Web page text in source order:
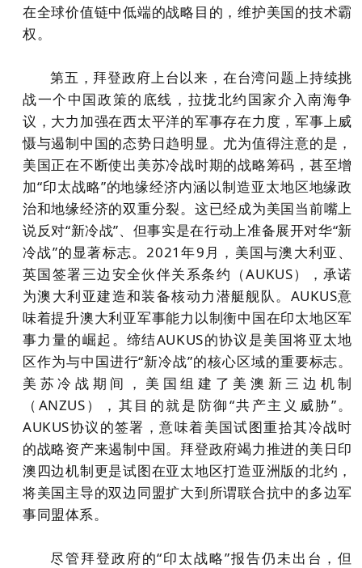
在全球价值链中低端的战略目的，维护美国的技术霸
权。
第五，拜登政府上台以来，在台湾问题上持续挑
战一个中国政策的底线，拉拢北约国家介入南海争
议，大力加强在西太平洋的军事存在力度，军事上威
慑与遏制中国的态势日趋明显。尤为值得注意的是，
美国正在不断使出美苏冷战时期的战略筹码，甚至增
加“印太战略”的地缘经济内涵以制造亚太地区地缘政
治和地缘经济的双重分裂。这已经成为美国当前嘴上
说反对“新冷战”、但事实是在行动上准备展开对华“新
冷战”的显著标志。2021年9月，美国与澳大利亚、
英国签署三边安全伙伴关系条约（AUKUS），承诺
为澳大利亚建造和装备核动力潜艇舰队。AUKUS意
味着提升澳大利亚军事能力以制衡中国在印太地区军
事力量的崛起。缔结AUKUS的协议是美国将亚太地
区作为与中国进行“新冷战”的核心区域的重要标志。
美苏冷战期间，美国组建了美澳新三边机制
（ANZUS），其目的就是防御“共产主义威胁”。
AUKUS协议的签署，意味着美国试图重拾其冷战时
的战略资产来遏制中国。拜登政府竭力推进的美日印
澳四边机制更是试图在亚太地区打造亚洲版的北约，
将美国主导的双边同盟扩大到所谓联合抗中的多边军
事同盟体系。
尽管拜登政府的“印太战略”报告仍未出台，但